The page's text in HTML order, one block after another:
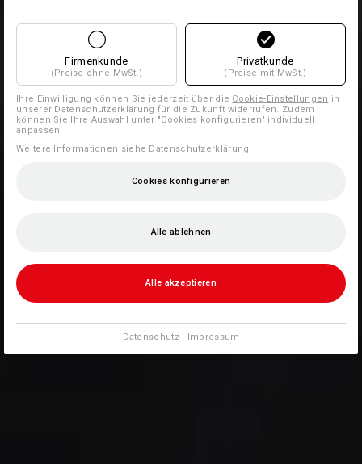
Firmenkunde
(Preise ohne MwSt.)
Privatkunde
(Preise mit MwSt.)
Ihre Einwilligung können Sie jederzeit über die Cookie-Einstellungen in
unserer Datenschutzerklärung für die Zukunft widerrufen. Zudem
können Sie Ihre Auswahl unter "Cookies konfigurieren" individuell
anpassen
Weitere Informationen siehe Datenschutzerklärung
Cookies konfigurieren
Alle ablehnen
Alle akzeptieren
Datenschutz| Impressum